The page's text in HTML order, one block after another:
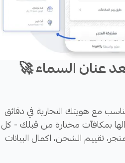
عنان السماء 🚀
مع هويتك التجارية في دقائق
بمكافآت مختارة من قبلك - كل
تقييم الشحن، اكمال البيانات